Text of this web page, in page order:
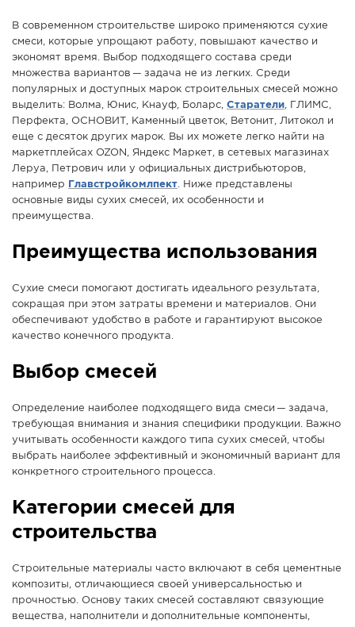
АФИША
КАМЕРЫ
КОНКУРСЫ
СТАТЬИ
ГОЛОСОВАНИЯ
ПРЕДЛОЖИТЬ НОВОСТЬ
ФОТО
В современном строительстве широко применяются сухие
смеси, которые упрощают работу, повышают качество и
экономят время. Выбор подходящего состава среди
множества вариантов — задача не из легких. Среди
популярных и доступных марок строительных смесей можно
выделить: Волма, Юнис, Кнауф, Боларс, Старатели, ГЛИМС,
Перфекта, ОСНОВИТ, Каменный цветок, Ветонит, Литокол и
еще с десяток других марок. Вы их можете легко найти на
маркетплейсах OZON, Яндекс Маркет, в сетевых магазинах
Леруа, Петрович или у официальных дистрибьюторов,
например
Главстройкомлпект. Ниже представлены
основные виды сухих смесей, их особенности и
преимущества.
Преимущества использования
Сухие смеси помогают достигать идеального результата,
сокращая при этом затраты времени и материалов. Они
обеспечивают удобство в работе и гарантируют высокое
качество конечного продукта.
Выбор смесей
Определение наиболее подходящего вида смеси — задача,
требующая внимания и знания специфики продукции. Важно
учитывать особенности каждого типа сухих смесей, чтобы
выбрать наиболее эффективный и экономичный вариант для
конкретного строительного процесса.
Категории смесей для
строительства
Строительные материалы часто включают в себя цементные
композиты, отличающиеся своей универсальностью и
прочностью. Основу таких смесей составляют связующие
вещества, наполнители и дополнительные компоненты,